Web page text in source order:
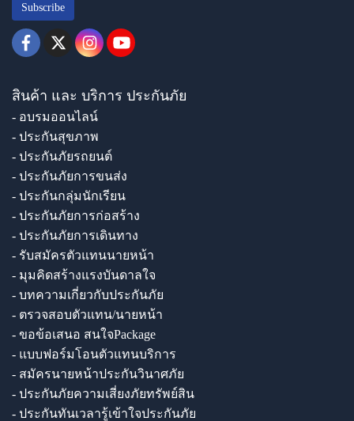
Subscribe
สินค้า และ บริการ ประกันภัย
- อบรมออนไลน์
- ประกันสุขภาพ
- ประกันภัยรถยนต์
- ประกันภัยการขนส่ง
- ประกันกลุ่มนักเรียน
- ประกันภัยการก่อสร้าง
- ประกันภัยการเดินทาง
- รับสมัครตัวแทนนายหน้า
- มุมคิดสร้างแรงบันดาลใจ
- บทความเกี่ยวกับประกันภัย
- ตรวจสอบตัวแทน/นายหน้า
- ขอข้อเสนอ สนใจPackage
- แบบฟอร์มโอนตัวแทนบริการ
- สมัครนายหน้าประกันวินาศภัย
- ประกันภัยความเสี่ยงภัยทรัพย์สิน
- ประกันทันเวลารู้เข้าใจประกันภัย